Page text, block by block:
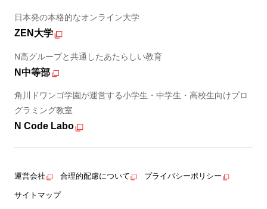
日本発の本格的なオンライン大学
ZEN大学
N高グループと共通したあたらしい教育
N中等部
角川ドワンゴ学園が運営する小学生・中学生・高校生向けプロ
グラミング教室
N Code Labo
運営会社 合理的配慮について プライバシーポリシー
サイトマップ